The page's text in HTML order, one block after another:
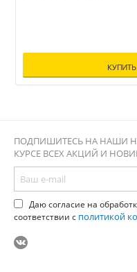
КУПИТЬ
ПОДПИШИТЕСЬ НА НАШИ
КУРСЕ ВСЕХ АКЦИЙ И
Даю согласие на
соответствии с политикой